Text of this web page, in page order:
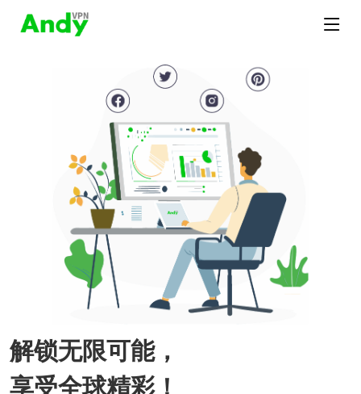
解锁无限可能，
享受全球精彩！